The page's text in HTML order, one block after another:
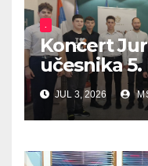
Koncert
učesnika
ljetne
JUL 3, 2026